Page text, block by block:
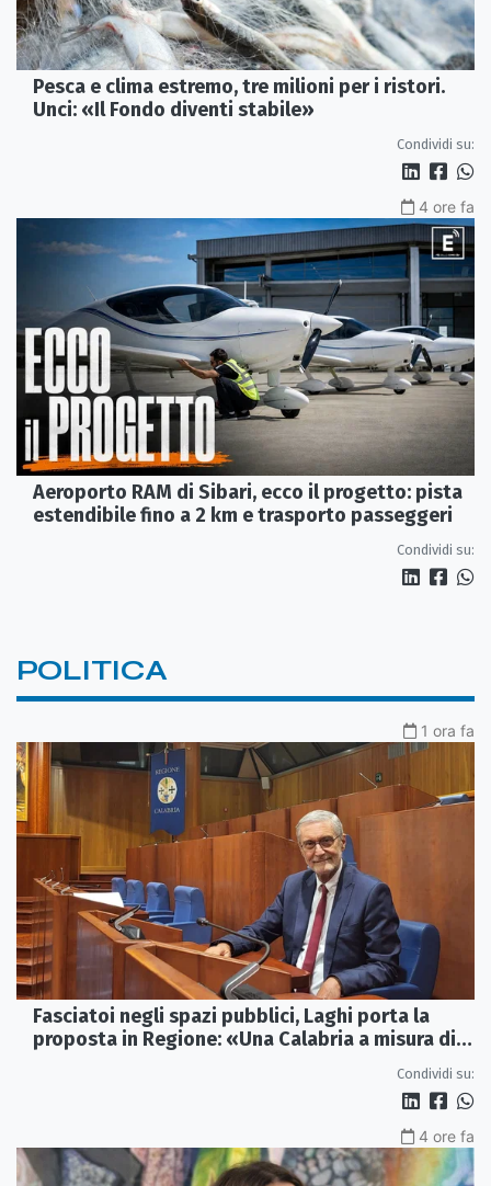
Pesca e clima estremo, tre milioni per i ristori.
Unci: «Il Fondo diventi stabile»
Condividi su:
4 ore fa
Aeroporto RAM di Sibari, ecco il progetto: pista
estendibile fino a 2 km e trasporto passeggeri
Condividi su:
POLITICA
1 ora fa
Fasciatoi negli spazi pubblici, Laghi porta la
proposta in Regione: «Una Calabria a misura di
Condividi su:
4 ore fa